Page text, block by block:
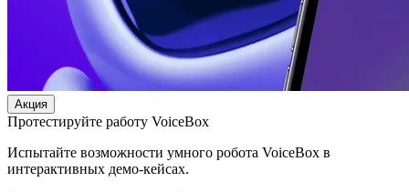
Акция
Протестируйте работу VoiceBox
Испытайте возможности умного робота VoiceBox в
интерактивных демо-кейсах.